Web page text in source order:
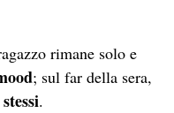
rimane solo e
; sul far della sera,
.